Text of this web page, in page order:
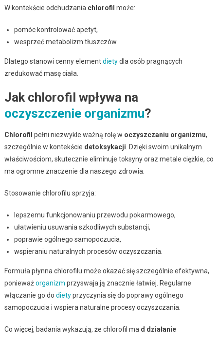
W kontekście odchudzania chlorofil może:
pomóc kontrolować apetyt,
wesprzeć metabolizm tłuszczów.
Dlatego stanowi cenny elementdietydla osób pragnących
zredukować masę ciała.
Jak chlorofil wpływa na
oczyszczenie organizmu?
Chlorofil pełni niezwykle ważną rolę w oczyszczaniu organizmu,
szczególnie w kontekście detoksykacji . Dzięki swoim unikalnym
właściwościom, skutecznie eliminuje toksyny oraz metale ciężkie, co
ma ogromne znaczenie dla naszego zdrowia.
Stosowanie chlorofilu sprzyja:
lepszemu funkcjonowaniu przewodu pokarmowego,
ułatwieniu usuwania szkodliwych substancji,
poprawie ogólnego samopoczucia,
wspieraniu naturalnych procesów oczyszczania.
Formuła płynna chlorofilu może okazać się szczególnie efektywna,
ponieważorganizm przyswaja ją znacznie łatwiej. Regularne
włączanie go do dietyprzyczynia się do poprawy ogólnego
samopoczucia i wspiera naturalne procesy oczyszczania.
Co więcej, badania wykazują, że chlorofil ma d działanie